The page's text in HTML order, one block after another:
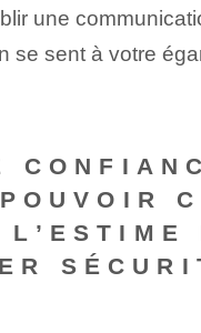
une
se sent à votre